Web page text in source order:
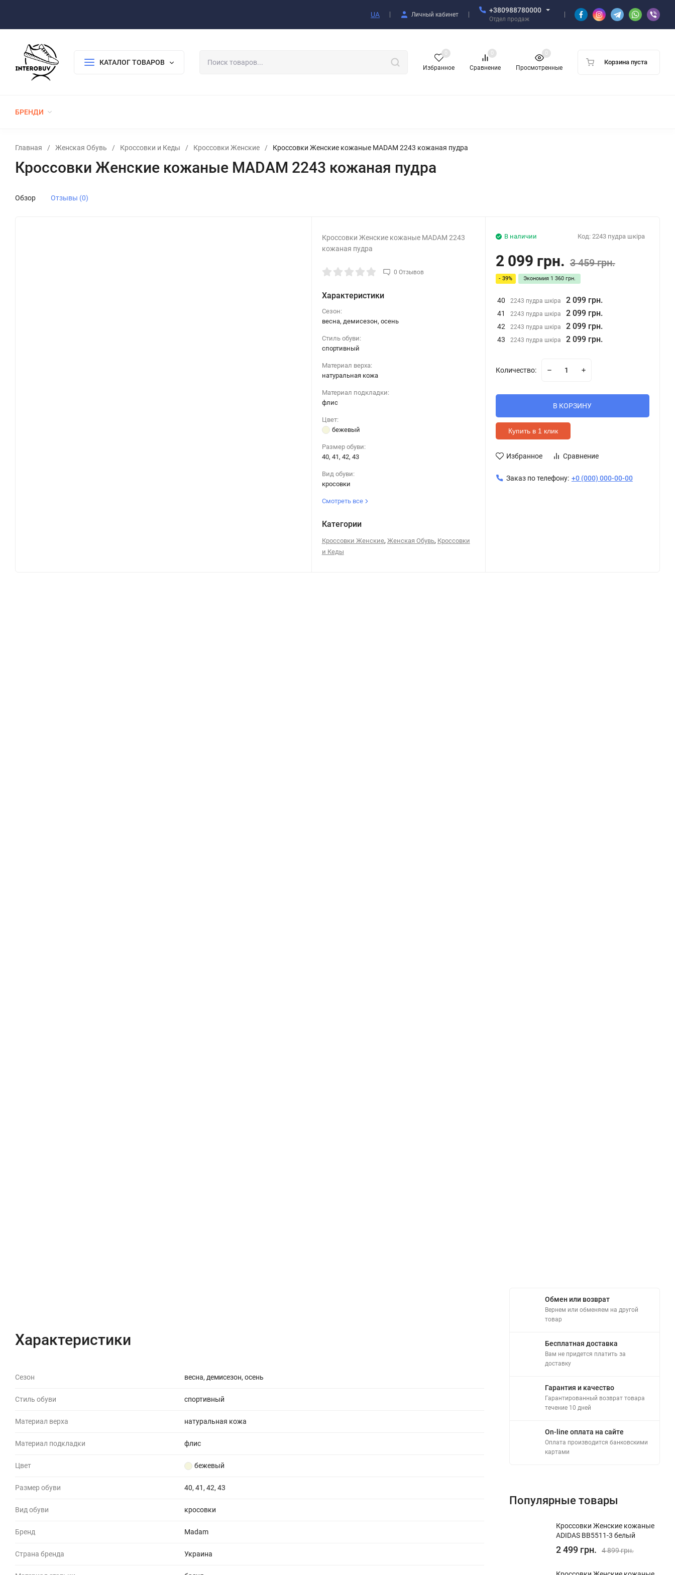
UA Личный кабинет
+380988780000
Отдел продаж
КАТАЛОГ ТОВАРОВ
Избранное
0
Сравнение
0
Просмотренные
0
Корзина пуста
БРЕНДИ
Главная / Женская Обувь / Кроссовки и Кеды / Кроссовки Женские / Кроссовки Женские кожаные MADAM 2243 кожаная пудра
Кроссовки Женские кожаные MADAM 2243 кожаная пудра
Обзор Отзывы (0)
Кроссовки Женские кожаные MADAM 2243
кожаная пудра
0 Отзывов
Характеристики
Сезон:
весна, демисезон, осень
Стиль обуви:
спортивный
Материал верха:
натуральная кожа
Материал подкладки:
флис
Цвет:
бежевый
Размер обуви:
40, 41, 42, 43
Вид обуви:
кросовки
Смотреть все
Категории
Кроссовки Женские, Женская Обувь, Кроссовки
и Кеды
В наличии Код: 2243 пудра шкіра
2 099 грн. 3 459 грн.
- 39% Экономия 1 360 грн.
40 2243 пудра шкіра 2 099 грн.
41 2243 пудра шкіра 2 099 грн.
42 2243 пудра шкіра 2 099 грн.
43 2243 пудра шкіра 2 099 грн.
Количество:
В КОРЗИНУ
Купить в 1 клик
Избранное Сравнение
Заказ по телефону: +0 (000) 000-00-00
Характеристики
Сезон весна, демисезон, осень
Стиль обуви спортивный
Материал верха натуральная кожа
Материал подкладки флис
Цвет бежевый
Размер обуви 40, 41, 42, 43
Вид обуви кросовки
Бренд Madam
Страна бренда Украина
Обмен или возврат
Вернем или обменяем на другой
товар
Бесплатная доставка
Вам не придется платить за
доставку
Гарантия и качество
Гарантированный возврат товара
течение 10 дней
On-line оплата на сайте
Оплата производится банковскими
картами
Популярные товары
Кроссовки Женские кожаные
ADIDAS BB5511-3 белый
2 499 грн. 4 899 грн.